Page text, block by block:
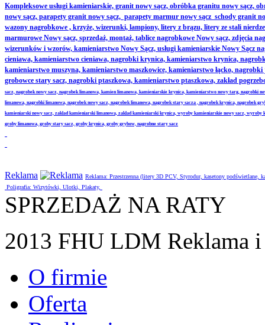
Kompleksowe usługi kamieniarskie, granit nowy sącz, obróbka granitu nowy sącz,
nowy sącz, parapety granit nowy sącz, parapety marmur nowy sącz schody granit
wazony nagrobkowe , krzyże, wizerunki, lampiony, litery z brązu, litery ze stali
marmurowe Nowy sącz, sprzedaż, montaż, tablice nagrobkowe Nowy sącz, zdjęcia
wizerunków i wzorów, kamieniarstwo Nowy Sącz, usługi kamieniarskie Nowy
cieniawa, kamieniarstwo cieniawa, nagrobki krynica, kamieniarstwo krynica,
kamieniarstwo muszyna, kamieniarstwo maszkowice, kamieniarstwo łącko,
grobowce stary sacz, nagrobki ptaszkowa, kamieniarstwo ptaszkowa, zakład
sacz, nagrobek nowy sacz, nagrobek limanowa, kamien limanowa, kamieniarskie krynica, kamieniarstwo nowy targ,
limanowa, nagrobki limanowa, nagrobek nowy sacz, nagrobek limanowa, nagrobek stary sacza , nagrobek krynica, nagrobek
kamieniarski nowy sacz, zaklad kamieniarski limanowa, zaklad kamieniarski krynica, wyroby kamieniarskie nowy sacz,
groby limanowa, groby stary sacz, groby krynica, groby grybow, nagrobne stary sacz
Reklama
Reklama: Przestrzenna (litery 3D PCV, Styrodur, kasetony
Poligrafia: Wizytówki, Ulotki, Plakaty,
SPRZEDAŻ NA RATY
2013 FHU LDM Reklama
O firmie
Oferta